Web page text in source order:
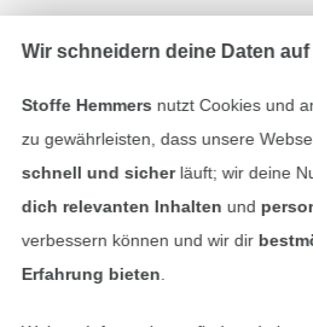
Unsere
Wir schneidern deine Daten
Stoffe Hemmers nutzt Cookies und
zu gewährleisten, dass unsere
schnell und sicherläuft; wir deine
dich relevanten Inhalten und
verbessern können und wir dir
Erfahrung bieten